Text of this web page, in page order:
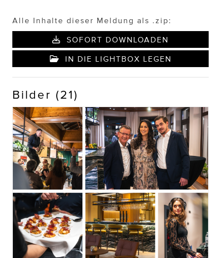
Alle Inhalte dieser Meldung als .zip:
SOFORT DOWNLOADEN
IN DIE LIGHTBOX LEGEN
Bilder (21)